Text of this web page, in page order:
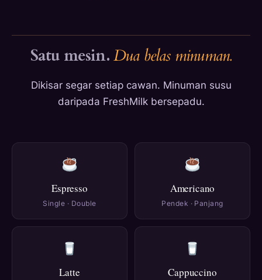
Satu mesin.Dua belas minuman.
Dikisar segar setiap cawan. Minuman susu
daripada FreshMilk bersepadu.
Espresso
Single · Double
Americano
Pendek · Panjang
Latte Cappuccino